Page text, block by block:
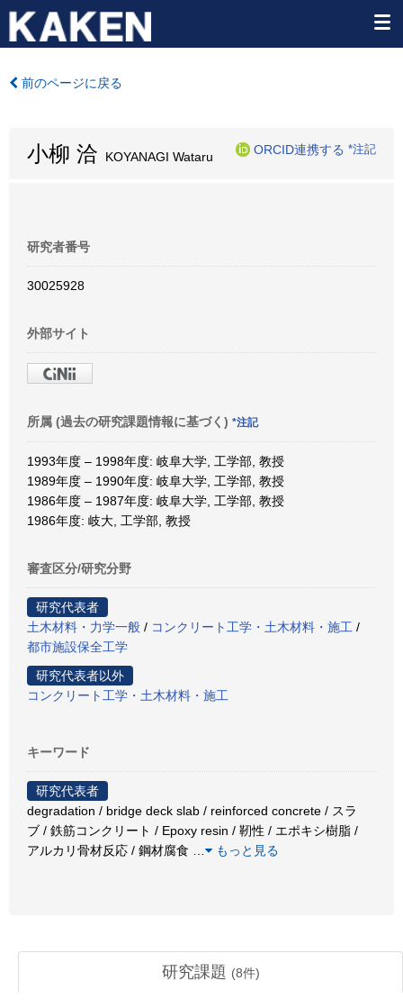
前のページに戻る
小柳 洽 KOYANAGI Wataru
ORCID連携する *注記
研究者番号
30025928
外部サイト
所属 (過去の研究課題情報に基づく) *注記
1993年度 – 1998年度: 岐阜大学, 工学部, 教授
1989年度 – 1990年度: 岐阜大学, 工学部, 教授
1986年度 – 1987年度: 岐阜大学, 工学部, 教授
1986年度: 岐大, 工学部, 教授
審査区分/研究分野
研究代表者
土木材料・力学一般 / コンクリート工学・土木材料・施工 /
都市施設保全工学
研究代表者以外
コンクリート工学・土木材料・施工
キーワード
研究代表者
degradation / bridge deck slab / reinforced concrete / スラ
ブ / 鉄筋コンクリート / Epoxy resin / 靭性 / エポキシ樹脂 /
アルカリ骨材反応 / 鋼材腐食
もっと見る
研究課題 (8件)